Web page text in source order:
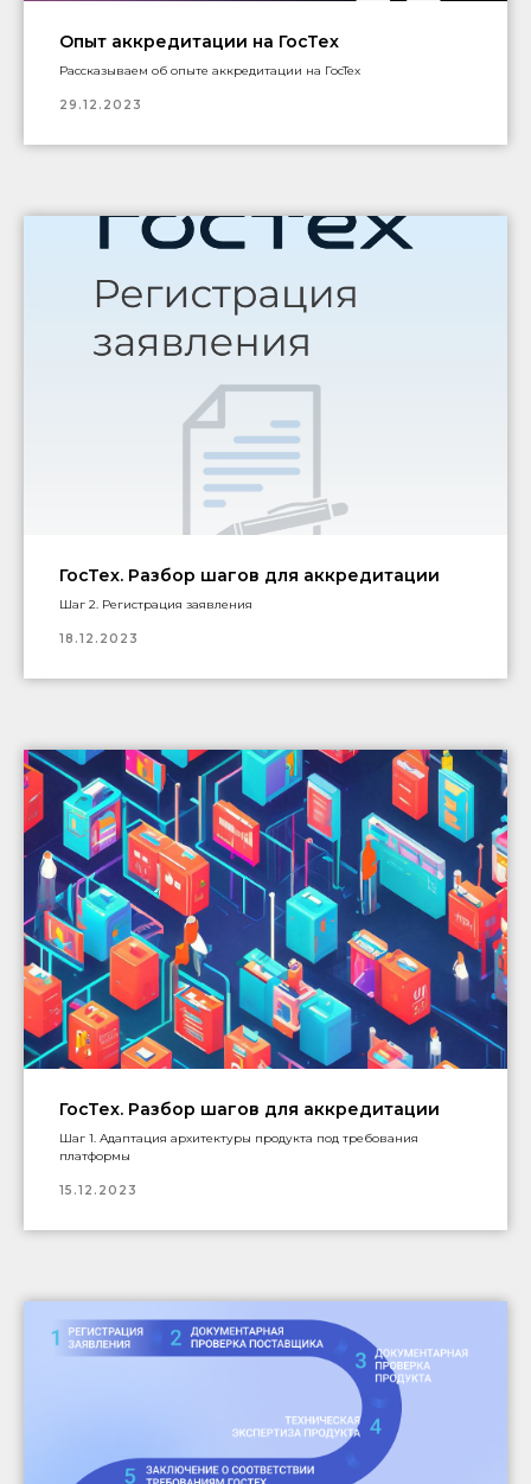
Опыт аккредитации на ГосТех
Рассказываем об опыте аккредитации на ГосТех
29.12.2023
ГосТех. Разбор шагов для аккредитации
Шаг 2. Регистрация заявления
18.12.2023
ГосТех. Разбор шагов для аккредитации
Шаг 1. Адаптация архитектуры продукта под требования
платформы
15.12.2023